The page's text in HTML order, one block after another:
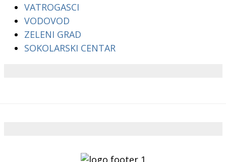
VATROGASCI
VODOVOD
ZELENI GRAD
SOKOLARSKI CENTAR